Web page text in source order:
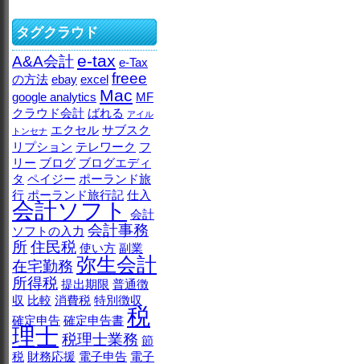
タグクラウド
A&A会計e-tax e-Tax
の方法 ebay excel freee
google analytics Mac MF
クラウド会計 ばれる アイル
トンセナ エクセル サブスク
リプション テレワーク フ
リー ブログ ブログエディ
タ ペイジー ポーランド旅
行 ポーランド旅行記 仕入
会計ソフト
会計
ソフトの入力 会計事務
所住民税 使い方 副業
在宅勤務 弥生会計
所得税 提出期限 普通徴
収 比較 消費税 特別徴収
確定申告 確定申告書 税
理士 税理士業務 節
税 財務応援 電子申告 電子